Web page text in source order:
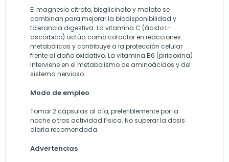
El magnesio citrato, bisglicinato y malato se
combinan para mejorar la biodisponibilidad y
tolerancia digestiva. La vitamina C (ácido L-
ascórbico) actúa como cofactor en reacciones
metabólicas y contribuye a la protección celular
frente al daño oxidativo. La vitamina B6 (piridoxina)
interviene en el metabolismo de aminoácidos y del
sistema nervioso.
Modo de empleo
Tomar 2 cápsulas al día, preferiblemente por la
noche o tras actividad física. No superar la dosis
diaria recomendada.
Advertencias